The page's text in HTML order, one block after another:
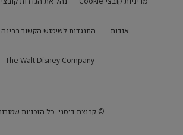
אודות התנגדות לשימוש הקשור
The Walt Disney Company
© קבוצת דיסני. כל הזכויות